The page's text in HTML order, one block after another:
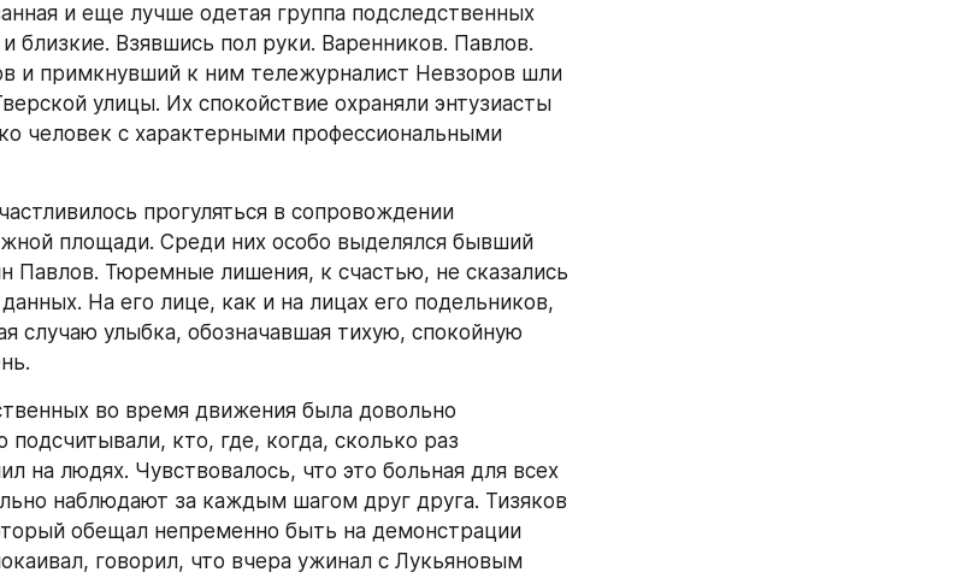
и еще лучше одетая группа подследственных
близкие. Взявшись пол руки. Варенников. Павлов.
и примкнувший к ним тележурналист Невзоров шли
улицы. Их спокойствие охраняли энтузиасты
человек с характерными профессиональными
прогуляться в сопровождении
площади. Среди них особо выделялся бывший
Павлов. Тюремные лишения, к счастью, не сказались
На его лице, как и на лицах его подельников,
случаю улыбка, обозначавшая тихую, спокойную
во время движения была довольно
подсчитывали, кто, где, когда, сколько раз
на людях. Чувствовалось, что это больная для всех
наблюдают за каждым шагом друг друга. Тизяков
обещал непременно быть на демонстрации
говорил, что вчера ужинал с Лукьяновым